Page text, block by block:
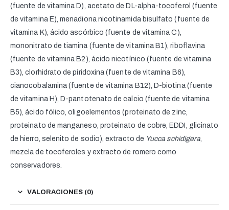
(fuente de vitamina D), acetato de DL-alpha-tocoferol (fuente
de vitamina E), menadiona nicotinamida bisulfato (fuente de
vitamina K), ácido ascórbico (fuente de vitamina C),
mononitrato de tiamina (fuente de vitamina B1), riboflavina
(fuente de vitamina B2), ácido nicotínico (fuente de vitamina
B3), clorhidrato de piridoxina (fuente de vitamina B6),
cianocobalamina (fuente de vitamina B12), D-biotina (fuente
de vitamina H), D-pantotenato de calcio (fuente de vitamina
B5), ácido fólico, oligoelementos (proteinato de zinc,
proteinato de manganeso, proteinato de cobre, EDDI, glicinato
de hierro, selenito de sodio), extracto de Yucca schidigera,
mezcla de tocoferoles y extracto de romero como
conservadores.
VALORACIONES (0)